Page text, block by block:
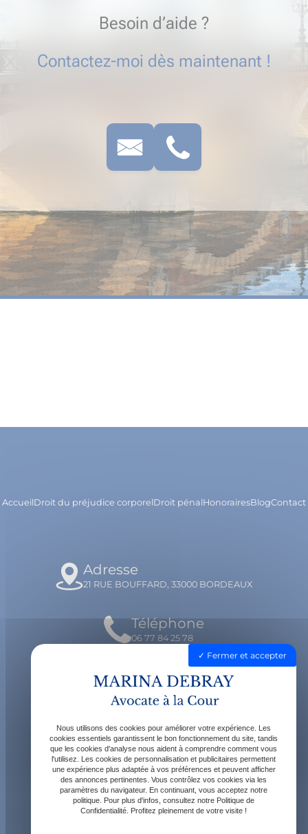
Besoin d’aide ?
Contactez-moi dès maintenant !
AccueilDroit du préjudice corporelDroit pénalHonorairesBlogContact
Adresse
21 RUE BOUFFARD, 33000 BORDEAUX
Téléphone
06 77 84 25 78
Email
contact@avocatdebray.fr
Horaires
Lundi - Vendredi : 9h - 19h
Fermer et accepter
Nous utilisons des cookies pour améliorer votre expérience. Les
cookies essentiels garantissent le bon fonctionnement du site, tandis
que les cookies d'analyse nous aident à comprendre comment vous
l'utilisez. Les cookies de personnalisation et publicitaires permettent
une expérience plus adaptée à vos préférences et peuvent afficher
des annonces pertinentes. Vous contrôlez vos cookies via les
paramètres du navigateur. En continuant, vous acceptez notre
politique. Pour plus d'infos, consultez notre Politique de
Confidentialité. Profitez pleinement de votre visite !